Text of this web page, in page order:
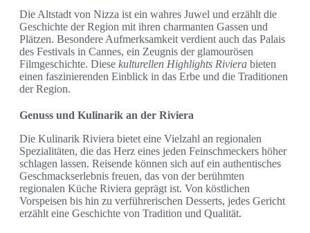
Die Altstadt von Nizza ist ein wahres Juwel und erzählt die
Geschichte der Region mit ihren charmanten Gassen und
Plätzen. Besondere Aufmerksamkeit verdient auch das Palais
des Festivals in Cannes, ein Zeugnis der glamourösen
Filmgeschichte. Diese kulturellen Highlights Riviera bieten
einen faszinierenden Einblick in das Erbe und die Traditionen
der Region.
Genuss und Kulinarik an der Riviera
Die Kulinarik Riviera bietet eine Vielzahl an regionalen
Spezialitäten, die das Herz eines jeden Feinschmeckers höher
schlagen lassen. Reisende können sich auf ein authentisches
Geschmackserlebnis freuen, das von der berühmten
regionalen Küche Riviera geprägt ist. Von köstlichen
Vorspeisen bis hin zu verführerischen Desserts, jedes Gericht
erzählt eine Geschichte von Tradition und Qualität.